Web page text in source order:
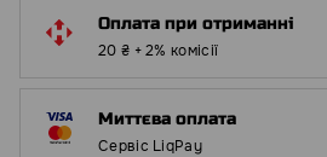
Оплата при отриманні
20 ₴ + 2% комісії
Миттєва оплата
Сервіс LiqPay